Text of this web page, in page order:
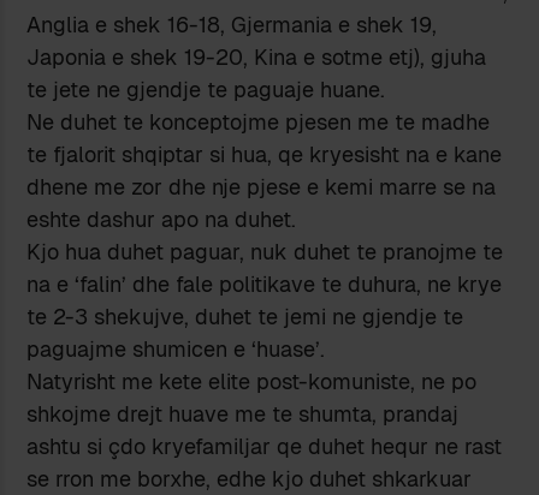
Anglia e shek 16-18, Gjermania e shek 19,
Japonia e shek 19-20, Kina e sotme etj), gjuha
te jete ne gjendje te paguaje huane.
Ne duhet te konceptojme pjesen me te madhe
te fjalorit shqiptar si hua, qe kryesisht na e kane
dhene me zor dhe nje pjese e kemi marre se na
eshte dashur apo na duhet.
Kjo hua duhet paguar, nuk duhet te pranojme te
na e ‘falin’ dhe fale politikave te duhura, ne krye
te 2-3 shekujve, duhet te jemi ne gjendje te
paguajme shumicen e ‘huase’.
Natyrisht me kete elite post-komuniste, ne po
shkojme drejt huave me te shumta, prandaj
ashtu si çdo kryefamiljar qe duhet hequr ne rast
se rron me borxhe, edhe kjo duhet shkarkuar